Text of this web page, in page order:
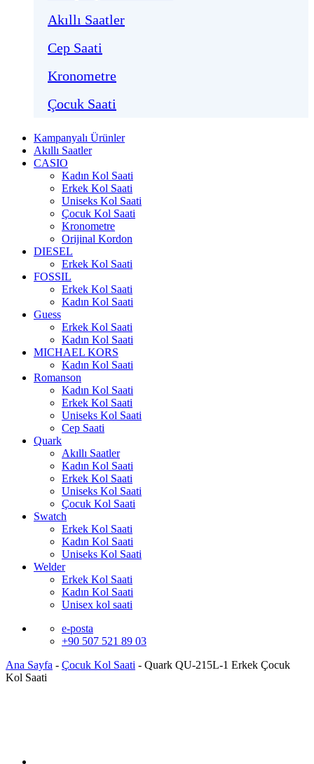
Akıllı Saatler
Cep Saati
Kronometre
Çocuk Saati
Kampanyalı Ürünler
Akıllı Saatler
CASIO
Kadın Kol Saati
Erkek Kol Saati
Uniseks Kol Saati
Çocuk Kol Saati
Kronometre
Orijinal Kordon
DIESEL
Erkek Kol Saati
FOSSIL
Erkek Kol Saati
Kadın Kol Saati
Guess
Erkek Kol Saati
Kadın Kol Saati
MICHAEL KORS
Kadın Kol Saati
Romanson
Kadın Kol Saati
Erkek Kol Saati
Uniseks Kol Saati
Cep Saati
Quark
Akıllı Saatler
Kadın Kol Saati
Erkek Kol Saati
Uniseks Kol Saati
Çocuk Kol Saati
Swatch
Erkek Kol Saati
Kadın Kol Saati
Uniseks Kol Saati
Welder
Erkek Kol Saati
Kadın Kol Saati
Unisex kol saati
e-posta
+90 507 521 89 03
Ana Sayfa - Çocuk Kol Saati - Quark QU-215L-1 Erkek Çocuk
Kol Saati